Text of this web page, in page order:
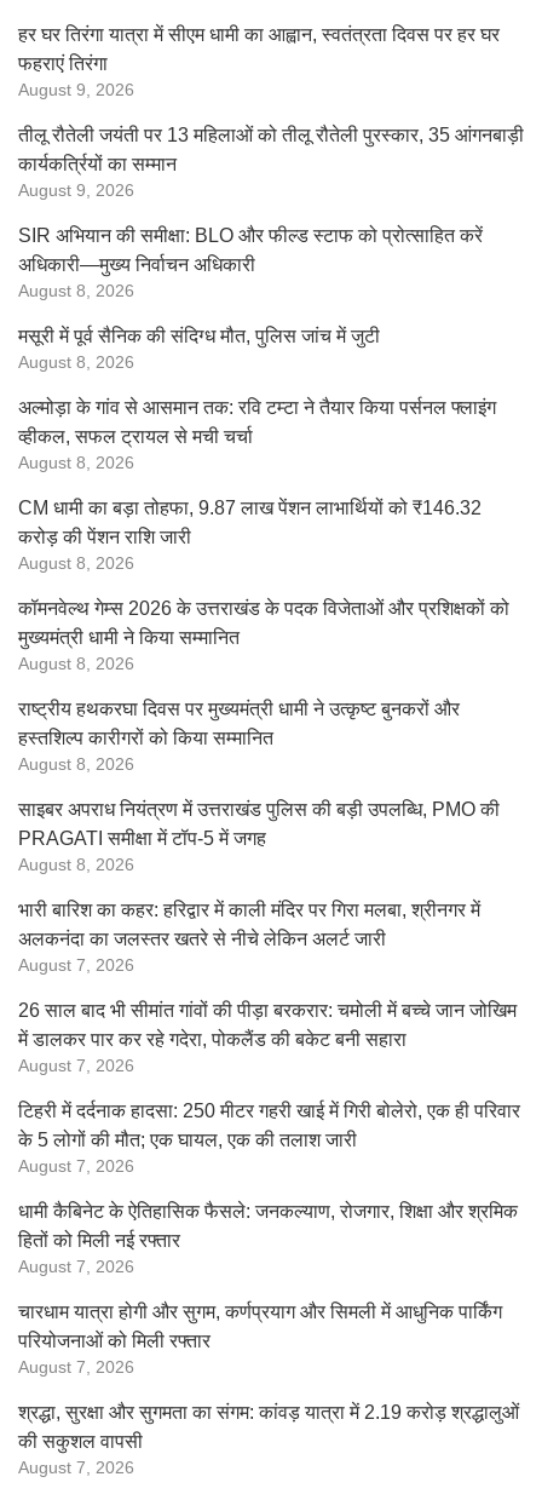
हर घर तिरंगा यात्रा में सीएम धामी का आह्वान, स्वतंत्रता दिवस पर हर घर
फहराएं तिरंगा
August 9, 2026
तीलू रौतेली जयंती पर 13 महिलाओं को तीलू रौतेली पुरस्कार, 35 आंगनबाड़ी
कार्यकर्त्रियों का सम्मान
August 9, 2026
SIR अभियान की समीक्षा: BLO और फील्ड स्टाफ को प्रोत्साहित करें
अधिकारी—मुख्य निर्वाचन अधिकारी
August 8, 2026
मसूरी में पूर्व सैनिक की संदिग्ध मौत, पुलिस जांच में जुटी
August 8, 2026
अल्मोड़ा के गांव से आसमान तक: रवि टम्टा ने तैयार किया पर्सनल फ्लाइंग
व्हीकल, सफल ट्रायल से मची चर्चा
August 8, 2026
CM धामी का बड़ा तोहफा, 9.87 लाख पेंशन लाभार्थियों को ₹146.32
करोड़ की पेंशन राशि जारी
August 8, 2026
कॉमनवेल्थ गेम्स 2026 के उत्तराखंड के पदक विजेताओं और प्रशिक्षकों को
मुख्यमंत्री धामी ने किया सम्मानित
August 8, 2026
राष्ट्रीय हथकरघा दिवस पर मुख्यमंत्री धामी ने उत्कृष्ट बुनकरों और
हस्तशिल्प कारीगरों को किया सम्मानित
August 8, 2026
साइबर अपराध नियंत्रण में उत्तराखंड पुलिस की बड़ी उपलब्धि, PMO की
PRAGATI समीक्षा में टॉप-5 में जगह
August 8, 2026
भारी बारिश का कहर: हरिद्वार में काली मंदिर पर गिरा मलबा, श्रीनगर में
अलकनंदा का जलस्तर खतरे से नीचे लेकिन अलर्ट जारी
August 7, 2026
26 साल बाद भी सीमांत गांवों की पीड़ा बरकरार: चमोली में बच्चे जान जोखिम
में डालकर पार कर रहे गदेरा, पोकलैंड की बकेट बनी सहारा
August 7, 2026
टिहरी में दर्दनाक हादसा: 250 मीटर गहरी खाई में गिरी बोलेरो, एक ही परिवार
के 5 लोगों की मौत; एक घायल, एक की तलाश जारी
August 7, 2026
धामी कैबिनेट के ऐतिहासिक फैसले: जनकल्याण, रोजगार, शिक्षा और श्रमिक
हितों को मिली नई रफ्तार
August 7, 2026
चारधाम यात्रा होगी और सुगम, कर्णप्रयाग और सिमली में आधुनिक पार्किंग
परियोजनाओं को मिली रफ्तार
August 7, 2026
श्रद्धा, सुरक्षा और सुगमता का संगम: कांवड़ यात्रा में 2.19 करोड़ श्रद्धालुओं
की सकुशल वापसी
August 7, 2026